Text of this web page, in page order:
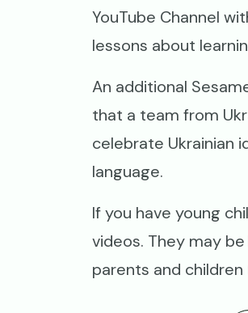
YouTube Channel
lessons about
An additional
that a team from
celebrate Ukrainian
language.
If you have young
videos. They may
parents and